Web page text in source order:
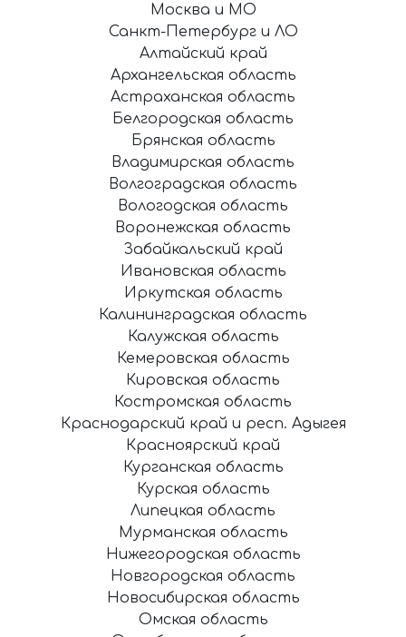
Москва и МО
Санкт-Петербург и ЛО
Алтайский край
Архангельская область
Астраханская область
Белгородская область
Брянская область
Владимирская область
Волгоградская область
Вологодская область
Воронежская область
Забайкальский край
Ивановская область
Иркутская область
Калининградская область
Калужская область
Кемеровская область
Кировская область
Костромская область
Краснодарский край и респ. Адыгея
Красноярский край
Курганская область
Курская область
Липецкая область
Мурманская область
Нижегородская область
Новгородская область
Новосибирская область
Омская область